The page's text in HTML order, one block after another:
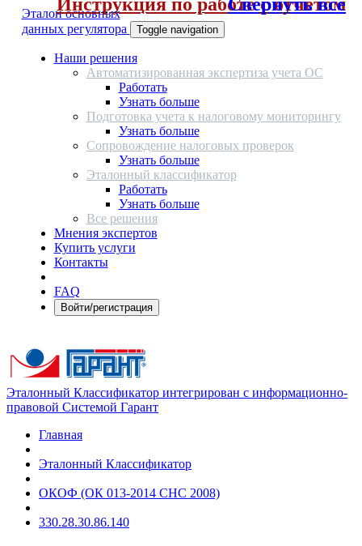
Эталон основных
данных регулятора
Toggle navigation
Наши решения
Автоматизированная экспертиза учета ОС
Работать
Узнать больше
Подготовка учета к налоговому мониторингу
Узнать больше
Сопровождение налоговых проверок
Узнать больше
Эталонный классификатор
Работать
Узнать больше
Все решения
Мнения экспертов
Купить услуги
Контакты
FAQ
Войти/регистрация
Эталонный Классификатор интегрирован с информационно-
правовой Системой Гарант
Главная
Эталонный Классификатор
ОКОФ (ОК 013-2014 СНС 2008)
330.28.30.86.140